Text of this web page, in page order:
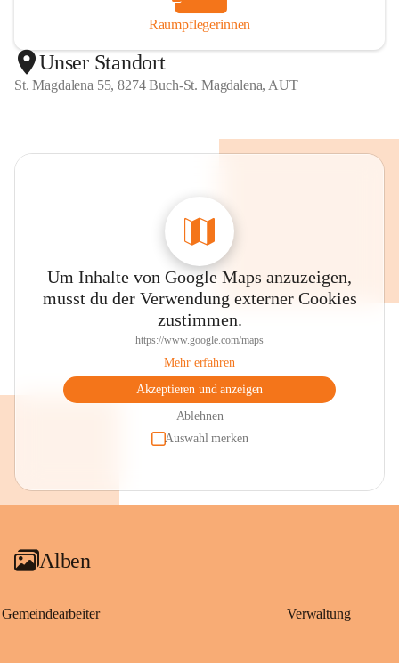
Raumpflegerinnen
Unser Standort
St. Magdalena 55, 8274 Buch-St. Magdalena, AUT
Um Inhalte von Google Maps anzuzeigen,
musst du der Verwendung externer Cookies
zustimmen.
https://www.google.com/maps
Mehr erfahren
Akzeptieren und anzeigen
Ablehnen
Auswahl merken
Alben
Gemeindearbeiter Verwaltung